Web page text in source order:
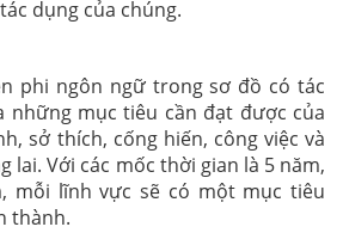
dụng của chúng.
phi ngôn ngữ trong sơ đồ có tác
những mục tiêu cần đạt được của
sở thích, cống hiến, công việc và
lai. Với các mốc thời gian là 5 năm,
mỗi lĩnh vực sẽ có một mục tiêu
thành.